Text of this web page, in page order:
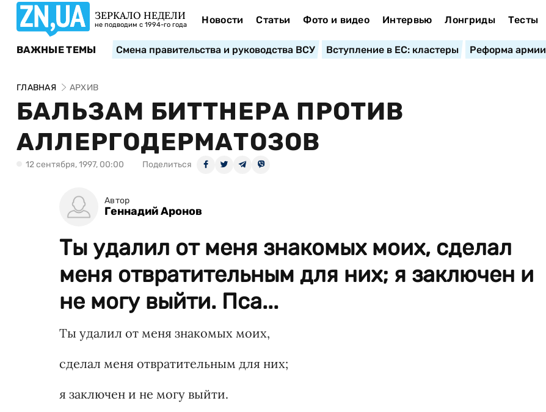
ЗЕРКАЛО НЕДЕЛИ
не подводим с 1994-го года Новости Статьи Фото и видео Интервью Лонгриды Тесты
ВАЖНЫЕ ТЕМЫ Смена правительства и руководства ВСУ Вступление в ЕС: кластеры Реформа армии
ГЛАВНАЯ АРХИВ
БАЛЬЗАМ БИТТНЕРА ПРОТИВ
АЛЛЕРГОДЕРМАТОЗОВ
12 сентября, 1997, 00:00 Поделиться
Автор
Геннадий Аронов
Ты удалил от меня знакомых моих, сделал
меня отвратительным для них; я заключен и
не могу выйти. Пса...
Ты удалил от меня знакомых моих,
сделал меня отвратительным для них;
я заключен и не могу выйти.